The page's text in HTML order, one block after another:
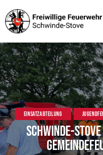
EINSATZABTEILUNG
Schwinde-